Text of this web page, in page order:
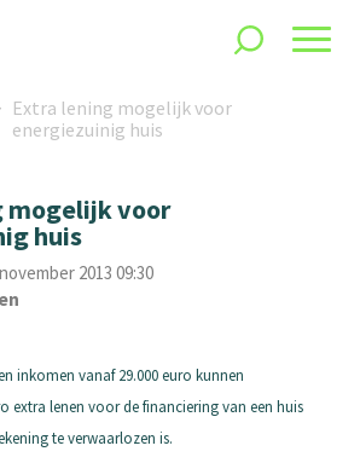
Extra lening mogelijk voor
energiezuinig huis
mogelijk voor
huis
2013 09:30
inkomen vanaf 29.000 euro kunnen
extra lenen voor de financiering van een huis
te verwaarlozen is.